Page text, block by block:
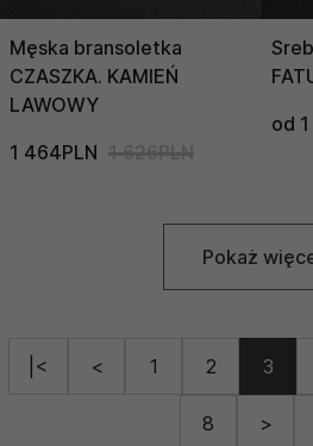
Męska bransoletka
CZASZKA. KAMIEŃ
LAWOWY
1 464PLN 1 626PLN
od
Pokaż
|< < 1 2 3
8 >